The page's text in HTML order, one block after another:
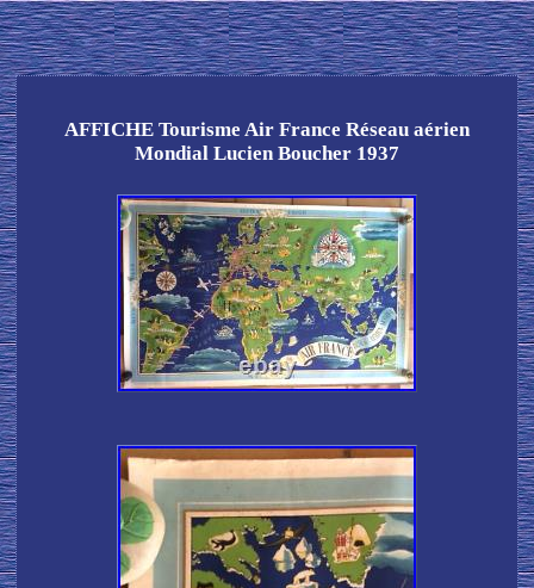
AFFICHE Tourisme Air France Réseau aérien
Mondial Lucien Boucher 1937